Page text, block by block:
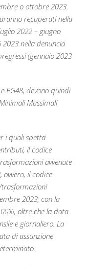
o ottobre 2023.
recuperati nella
2022 – giugno
2023 nella denuncia
(gennaio 2023
EG48, devono quindi
Massimali
i quali spetta
il codice
avvenute
il codice
trasformazioni
2023, con la
oltre che la data
e giornaliero. La
di assunzione